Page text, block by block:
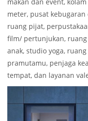
meter, pusat
ruang pijat,
film/ pertunjukan,
anak, studio yoga,
pramutamu, penjaga
tempat, dan layanan